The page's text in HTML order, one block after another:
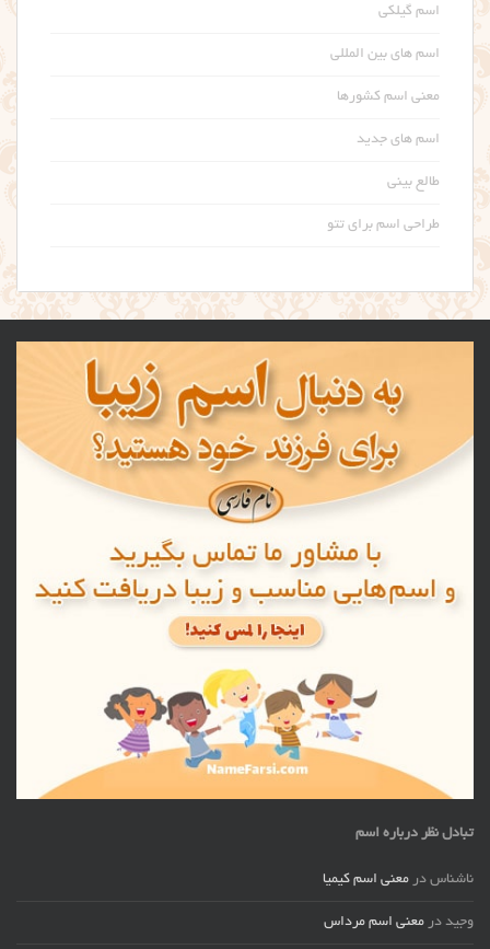
اسم گیلکی
اسم های بین المللی
معنی اسم کشورها
اسم های جدید
طالع بینی
طراحی اسم برای تتو
تبادل نظر درباره اسم
ناشناس در معنی اسم کیمیا
وجید در معنی اسم مرداس